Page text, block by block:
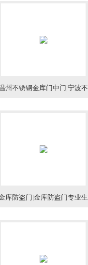
州不锈钢金库门中门|宁波不
库防盗门|金库防盗门专业生